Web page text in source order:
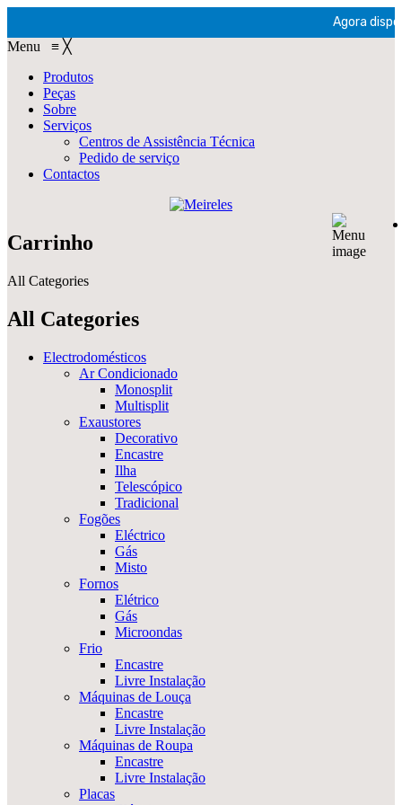
Agora
Menu ≡ ╳
Produtos
Peças
Sobre
Serviços
Centros de Assistência Técnica
Pedido de serviço
Contactos
Carrinho
All Categories
All Categories
Electrodomésticos
Ar Condicionado
Monosplit
Multisplit
Exaustores
Decorativo
Encastre
Ilha
Telescópico
Tradicional
Fogões
Eléctrico
Gás
Misto
Fornos
Elétrico
Gás
Microondas
Frio
Encastre
Livre Instalação
Máquinas de Louça
Encastre
Livre Instalação
Máquinas de Roupa
Encastre
Livre Instalação
Placas